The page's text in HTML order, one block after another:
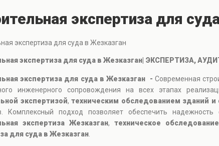
экспертиза для
экспертиза для суда в Жезказган
экспертиза для суда в Жезказган| ЭКСПЕРТИЗА,
экспертиза для суда в Жезказган - Современная
инженерного сопровождения на всех этапах
экспертизой, техническим обследованием зданий и
Комплексный подход позволяет обеспечить
экспертиза Жезказган,техническое
для суда в Жезказган